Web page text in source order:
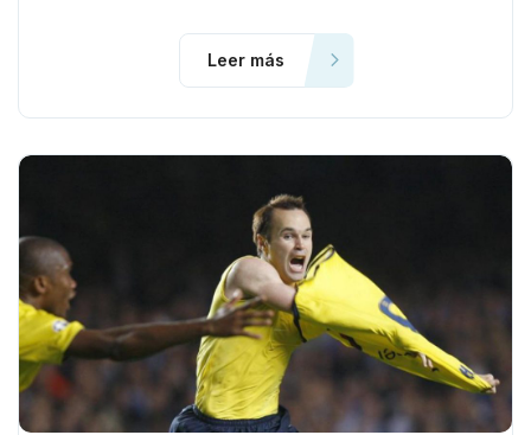
Leer más